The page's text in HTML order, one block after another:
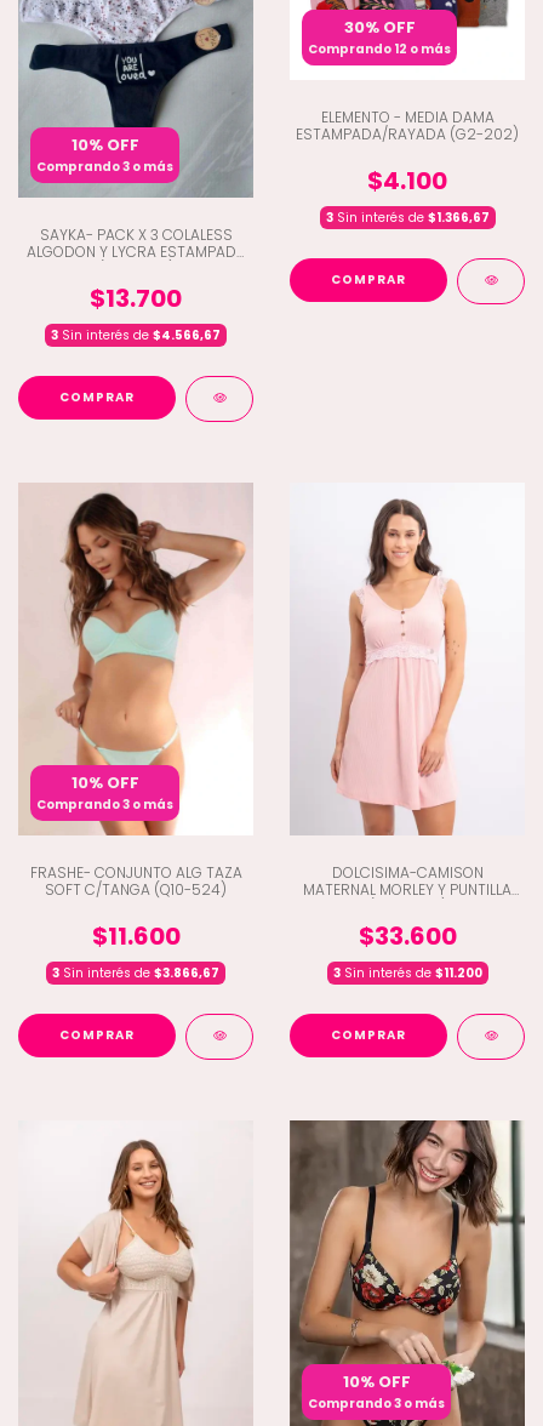
10% OFF
Comprando 3 o más
SAYKA- PACK X 3 COLALESS
ALGODON Y LYCRA ESTAMPADA
$13.700
3 Sin interés de $4.566,67
COMPRAR
30% OFF
Comprando 12 o más
ELEMENTO - MEDIA DAMA
ESTAMPADA/RAYADA (G2-202)
$4.100
3Sin interés de $1.366,67
COMPRAR
10% OFF
Comprando 3 o más
FRASHE- CONJUNTO ALG TAZA
SOFT C/TANGA (Q10-524)
$11.600
3 Sin interés de $3.866,67
COMPRAR
DOLCISIMA-CAMISON
MATERNAL MORLEY Y PUNTILLA
$33.600
3Sin interés de $11.200
COMPRAR
10% OFF
Comprando 3 o más